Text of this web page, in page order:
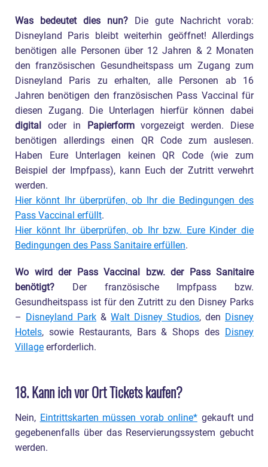
Was bedeutet dies nun? Die gute Nachricht vorab:
Disneyland Paris bleibt weiterhin geöffnet! Allerdings
benötigen alle Personen über 12 Jahren & 2 Monaten
den französischen Gesundheitspass um Zugang zum
Disneyland Paris zu erhalten, alle Personen ab 16
Jahren benötigen den französischen Pass Vaccinal für
diesen Zugang. Die Unterlagen hierfür können dabei
digital oder in Papierformvorgezeigt werden. Diese
benötigen allerdings einen QR Code zum auslesen.
Haben Eure Unterlagen keinen QR Code (wie zum
Beispiel der Impfpass), kann Euch der Zutritt verwehrt
werden.
Hier könnt Ihr überprüfen, ob Ihr die Bedingungen des
Pass Vaccinal erfüllt.
Hier könnt Ihr überprüfen, ob Ihr bzw. Eure Kinder die
Bedingungen des Pass Sanitaire erfüllen.
Wo wird der Pass Vaccinal bzw. der Pass Sanitaire
benötigt? Der französische Impfpass bzw.
Gesundheitspass ist für den Zutritt zu den Disney Parks
–
Disneyland Park & Walt Disney Studios, den Disney
Hotels, sowie Restaurants, Bars & Shops des
Disney
Village erforderlich.
18. Kann ich vor Ort Tickets kaufen?
Nein, Eintrittskarten müssen vorab online
gekauft und
gegebenenfalls über das Reservierungssystem gebucht
werden.